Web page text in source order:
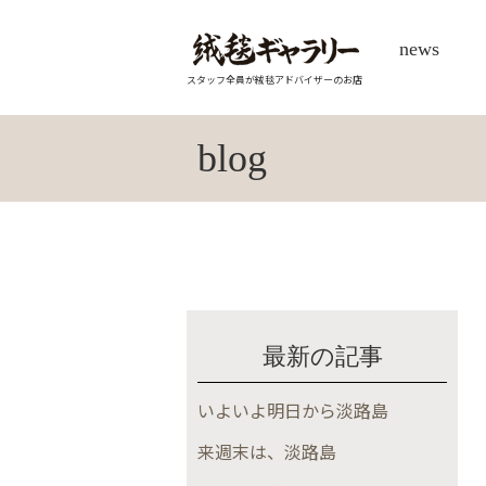
スタッフ全員が絨毯アドバイザーのお店
news
blog
最新の記事
いよいよ明日から淡路島
来週末は、淡路島